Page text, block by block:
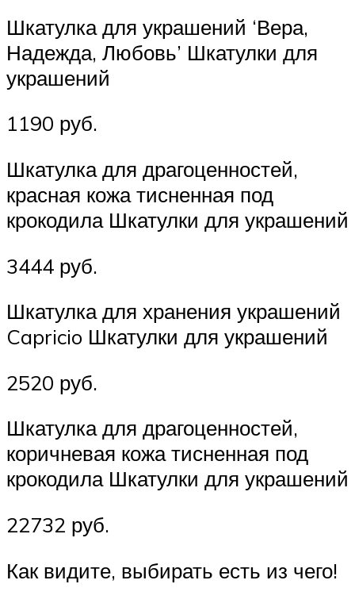
Шкатулка для украшений ‘Вера,
Надежда, Любовь’ Шкатулки для
украшений
1190 руб.
Шкатулка для драгоценностей,
красная кожа тисненная под
крокодила Шкатулки для украшений
3444 руб.
Шкатулка для хранения украшений
Capricio Шкатулки для украшений
2520 руб.
Шкатулка для драгоценностей,
коричневая кожа тисненная под
крокодила Шкатулки для украшений
22732 руб.
Как видите, выбирать есть из чего!